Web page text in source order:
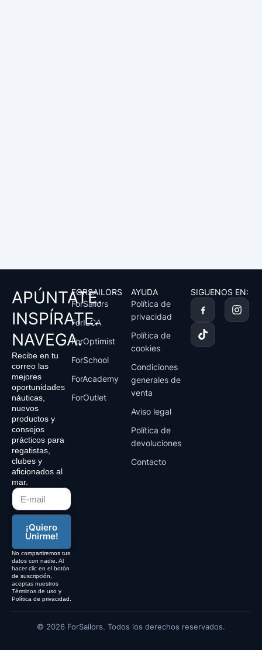
APÚNTATE.
INSPÍRATE.
NAVEGA.
Recibe en tu
correo las
mejores
oportunidades
náuticas,
nuevos
productos y
consejos
prácticos para
regatistas,
clubes y
aficionados al
mar.
¡Quiero
Unirme!
No compartiremos tus
datos con nadie. Al
hacer clic en el botón
de suscripción,
aceptas nuestros
Términos de uso y
Política de privacidad.
FORSAILORS
ForSailors
ForILCA
ForOptimist
ForSchool
ForAcademy
ForOutlet
AYUDA
Política de
privacidad
Política de
cookies
Condiciones
generales de
venta
Aviso legal
Política de
devoluciones
Contacto
SIGUENOS EN:
n
s
i
t
o
© 2026 ForSailors. Todos los derechos reservados.